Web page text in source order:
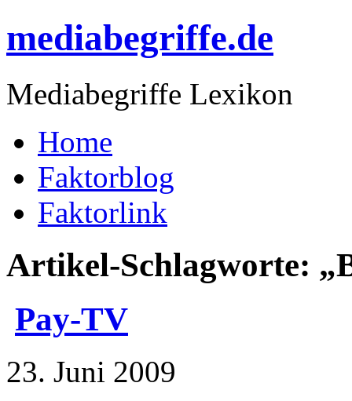
mediabegriffe.de
Mediabegriffe Lexikon
Home
Faktorblog
Faktorlink
Artikel-Schlagworte:
Pay-TV
23. Juni 2009